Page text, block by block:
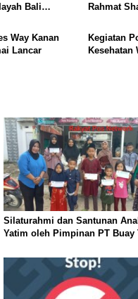
Bali
Rahmat
Way Kanan
Lancar
Kegiatan
Kesehatan
Silaturahmi dan Santunan
Yatim oleh Pimpinan PT Buay
Kanan